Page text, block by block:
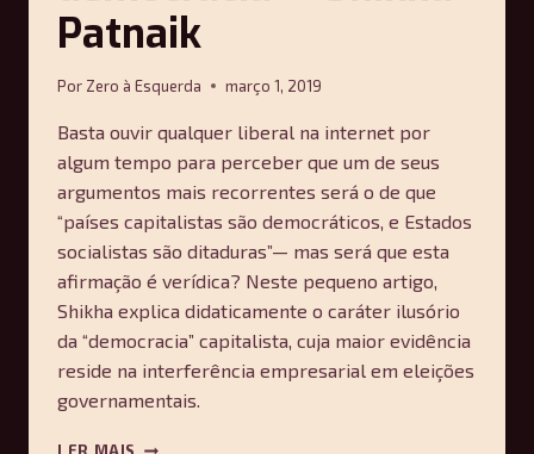
Patnaik
Por Zero à Esquerda março 1, 2019
Basta ouvir qualquer liberal na internet por
algum tempo para perceber que um de seus
argumentos mais recorrentes será o de que
“países capitalistas são democráticos, e Estados
socialistas são ditaduras”— mas será que esta
afirmação é verídica? Neste pequeno artigo,
Shikha explica didaticamente o caráter ilusório
da “democracia” capitalista, cuja maior evidência
reside na interferência empresarial em eleições
governamentais.